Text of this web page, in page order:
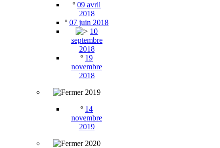
º 09 avril
2018
º 07 juin 2018
10
septembre
2018
º 19
novembre
2018
2019
º 14
novembre
2019
2020